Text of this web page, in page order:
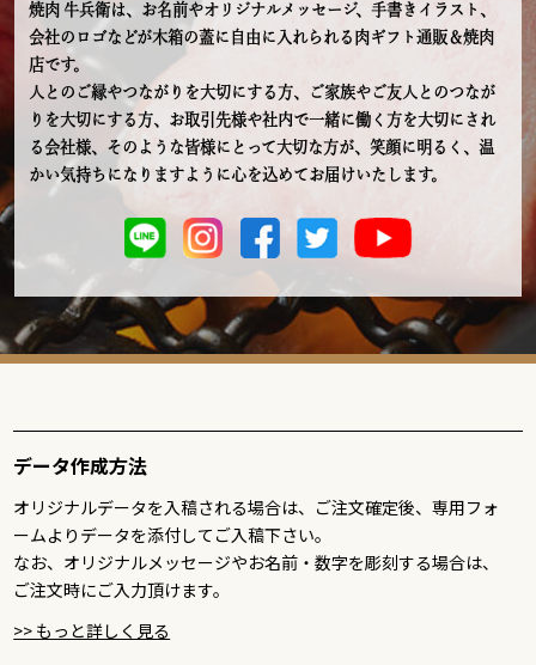
焼肉 牛兵衛は、お名前やオリジナルメッセージ、手書きイラスト、
会社のロゴなどが木箱の蓋に自由に入れられる肉ギフト通販＆焼肉
店です。
人とのご縁やつながりを大切にする方、ご家族やご友人とのつなが
りを大切にする方、お取引先様や社内で一緒に働く方を大切にされ
る会社様、そのような皆様にとって大切な方が、笑顔に明るく、温
かい気持ちになりますように心を込めてお届けいたします。
データ作成方法
オリジナルデータを入稿される場合は、ご注文確定後、専用フォ
ームよりデータを添付してご入稿下さい。
なお、オリジナルメッセージやお名前・数字を彫刻する場合は、
ご注文時にご入力頂けます。
>> もっと詳しく見る